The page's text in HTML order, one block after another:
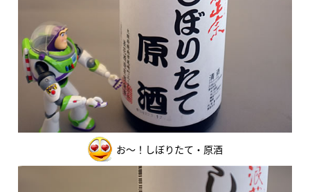
お～！しぼりたて・原酒